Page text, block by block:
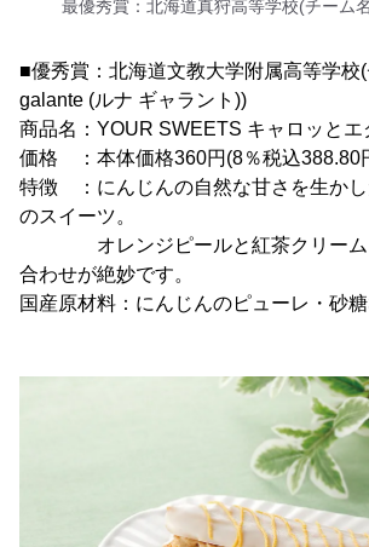
最優秀賞：北海道真狩高等学校(チーム
■優秀賞：北海道文教大学附属高等学校
galante (ルナ ギャラント))
商品名：YOUR SWEETS キャロッとエ
価格 ：本体価格360円(8％税込388.80
特徴 ：にんじんの自然な甘さを生か
のスイーツ。
オレンジピールと紅茶クリーム
合わせが絶妙です。
国産原材料：にんじんのピューレ・砂